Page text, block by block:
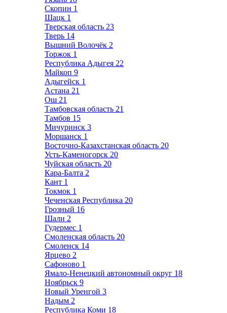
Скопин 1
Шацк 1
Тверская область 23
Тверь 14
Вышний Волочёк 2
Торжок 1
Республика Адыгея 22
Майкоп 9
Адыгейск 1
Астана 21
Ош 21
Тамбовская область 21
Тамбов 15
Мичуринск 3
Моршанск 1
Восточно-Казахстанская область 20
Усть-Каменогорск 20
Чуйская область 20
Кара-Балта 2
Кант 1
Токмок 1
Чеченская Республика 20
Грозный 16
Шали 2
Гудермес 1
Смоленская область 20
Смоленск 14
Ярцево 2
Сафоново 1
Ямало-Ненецкий автономный округ 18
Ноябрьск 9
Новый Уренгой 3
Надым 2
Республика Коми 18